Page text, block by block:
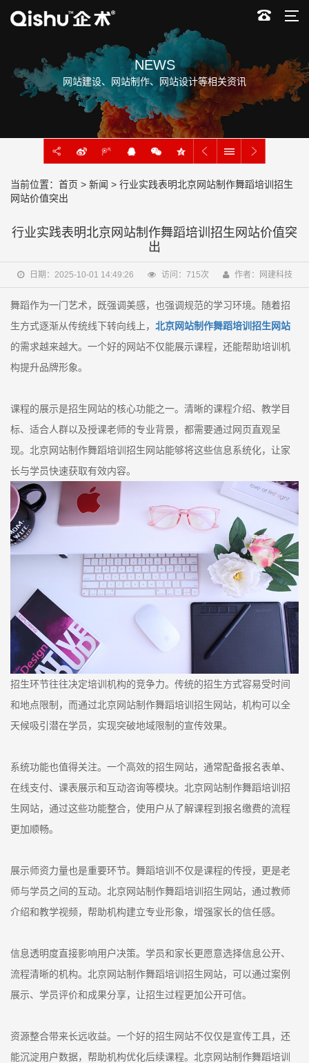
NEWS
网站建设、网站制作、网站设计等相关资讯
当前位置： 首页 > 新闻 > 行业实践表明北京网站制作舞蹈培训招生
网站价值突出
行业实践表明北京网站制作舞蹈培训招生网站价值突
出
日期：2025-10-01 14:49:26 访问： 715次 作者：网建科技
舞蹈作为一门艺术，既强调美感，也强调规范的学习环境。随着招
生方式逐渐从传统线下转向线上， 北京网站制作舞蹈培训招生网站
的需求越来越大。一个好的网站不仅能展示课程，还能帮助培训机
构提升品牌形象。
课程的展示是招生网站的核心功能之一。清晰的课程介绍、教学目
标、适合人群以及授课老师的专业背景，都需要通过网页直观呈
现。北京网站制作舞蹈培训招生网站能够将这些信息系统化，让家
长与学员快速获取有效内容。
招生环节往往决定培训机构的竞争力。传统的招生方式容易受时间
和地点限制，而通过北京网站制作舞蹈培训招生网站，机构可以全
天候吸引潜在学员，实现突破地域限制的宣传效果。
系统功能也值得关注。一个高效的招生网站，通常配备报名表单、
在线支付、课表展示和互动咨询等模块。北京网站制作舞蹈培训招
生网站，通过这些功能整合，使用户从了解课程到报名缴费的流程
更加顺畅。
展示师资力量也是重要环节。舞蹈培训不仅是课程的传授，更是老
师与学员之间的互动。北京网站制作舞蹈培训招生网站，通过教师
介绍和教学视频，帮助机构建立专业形象，增强家长的信任感。
信息透明度直接影响用户决策。学员和家长更愿意选择信息公开、
流程清晰的机构。北京网站制作舞蹈培训招生网站，可以通过案例
展示、学员评价和成果分享，让招生过程更加公开可信。
资源整合带来长远收益。一个好的招生网站不仅仅是宣传工具，还
能沉淀用户数据，帮助机构优化后续课程。北京网站制作舞蹈培训